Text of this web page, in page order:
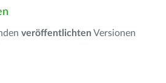
veröffentlichten Versionen